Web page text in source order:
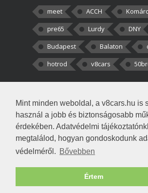
Mint minden weboldal, a v8cars.hu is
használ a jobb és biztonságosabb
érdekében. Adatvédelmi
megtalálod, hogyan gondoskodunk
védelméről. Bővebben
Értem
meet ACCH
pre65
Lurdy
DNY
Budapest
Balaton
hotrod
v8cars
kortisz:Elszúrtam! Én csak
darabbaal számoltam. Nem tudtam,
Béke: Tényleg nagyon jó
!fasza Örültem is nagyon, amikor
Copyright © 1998-2026 v8cars.huT|